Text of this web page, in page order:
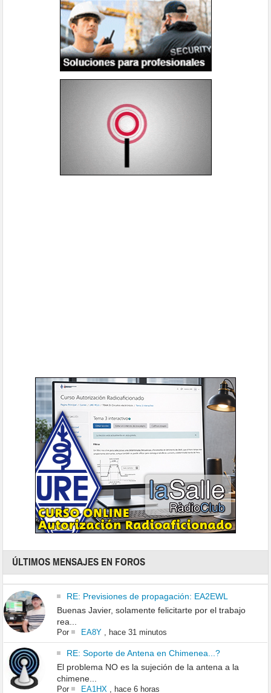
ÚLTIMOS MENSAJES EN FOROS
RE: Previsiones de propagación: EA2EWL
Buenas Javier, solamente felicitarte por el trabajo
rea...
Por EA8Y, hace 31 minutos
RE: Soporte de Antena en Chimenea...?
El problema NO es la sujeción de la antena a la
chimene...
Por EA1HX hace 6 horas